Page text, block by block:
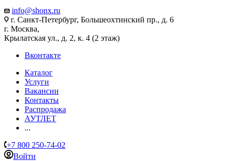
info@shonx.ru
г. Санкт-Петербург, Большеохтинский пр., д. 6
г. Москва,
Крылатская ул., д. 2, к. 4 (2 этаж)
Вконтакте
Каталог
Услуги
Вакансии
Контакты
Распродажа
АУТЛЕТ
...
+7 800 250-74-02
Войти